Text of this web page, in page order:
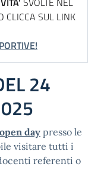
CLICCA SUL LINK
24
day presso le
visitare tutti i
referenti o